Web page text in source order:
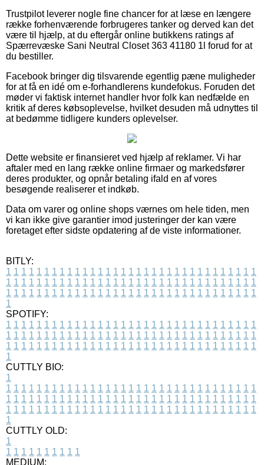
Trustpilot leverer nogle fine chancer for at læse en længere
række forhenværende forbrugeres tanker og derved kan det
være til hjælp, at du eftergår online butikkens ratings af
Spærrevæske Sani Neutral Closet 363 41180 1l forud for at
du bestiller.
Facebook bringer dig tilsvarende egentlig pæne muligheder
for at få en idé om e-forhandlerens kundefokus. Foruden det
møder vi faktisk internet handler hvor folk kan nedfælde en
kritik af deres købsoplevelse, hvilket desuden må udnyttes til
at bedømme tidligere kunders oplevelser.
Dette website er finansieret ved hjælp af reklamer. Vi har
aftaler med en lang række online firmaer og markedsfører
deres produkter, og opnår betaling ifald en af vores
besøgende realiserer et indkøb.
Data om varer og online shops værnes om hele tiden, men
vi kan ikke give garantier imod justeringer der kan være
foretaget efter sidste opdatering af de viste informationer.
BITLY:
1 1 1 1 1 1 1 1 1 1 1 1 1 1 1 1 1 1 1 1 1 1 1 1 1 1 1 1 1 1 1 1 1
1 1 1 1 1 1 1 1 1 1 1 1 1 1 1 1 1 1 1 1 1 1 1 1 1 1 1 1 1 1 1 1 1
1 1 1 1 1 1 1 1 1 1 1 1 1 1 1 1 1 1 1 1 1 1 1 1 1 1 1 1 1 1 1 1 1
1
SPOTIFY:
1 1 1 1 1 1 1 1 1 1 1 1 1 1 1 1 1 1 1 1 1 1 1 1 1 1 1 1 1 1 1 1 1
1 1 1 1 1 1 1 1 1 1 1 1 1 1 1 1 1 1 1 1 1 1 1 1 1 1 1 1 1 1 1 1 1
1 1 1 1 1 1 1 1 1 1 1 1 1 1 1 1 1 1 1 1 1 1 1 1 1 1 1 1 1 1 1 1 1
1
CUTTLY BIO:
1
1 1 1 1 1 1 1 1 1 1 1 1 1 1 1 1 1 1 1 1 1 1 1 1 1 1 1 1 1 1 1 1 1
1 1 1 1 1 1 1 1 1 1 1 1 1 1 1 1 1 1 1 1 1 1 1 1 1 1 1 1 1 1 1 1 1
1 1 1 1 1 1 1 1 1 1 1 1 1 1 1 1 1 1 1 1 1 1 1 1 1 1 1 1 1 1 1 1 1
1
CUTTLY OLD:
1
1 1 1 1 1 1 1 1 1 1
MEDIUM: